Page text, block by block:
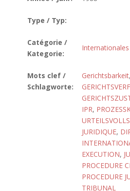
Type / Typ:
Catégorie /
Kategorie:
Mots clef /
Schlagworte:
Gerichtsbarkeit,
IPR,
JURIDIQUE,
EXECUTION,
PROCEDURE
PROCEDURE
TRIBUNAL